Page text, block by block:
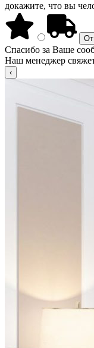
докажите, что вы
Спасибо за Ваше
Наш менеджер